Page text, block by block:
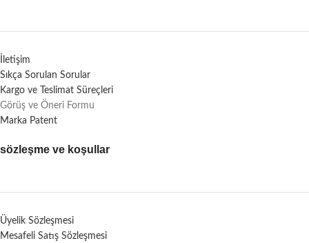
İletişim
Sıkça Sorulan Sorular
Kargo ve Teslimat Süreçleri
Görüş ve Öneri Formu
Marka Patent
sözleşme ve koşullar
Üyelik Sözleşmesi
Mesafeli Satış Sözleşmesi